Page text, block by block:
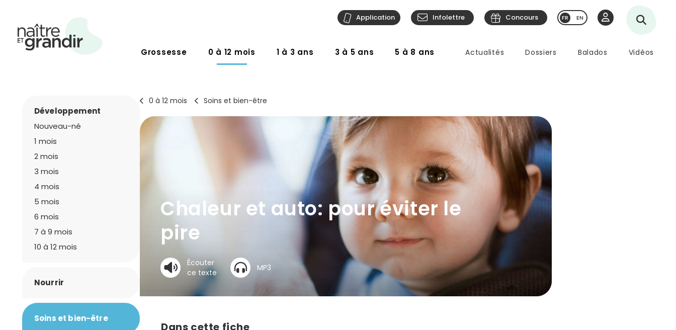
Grossesse 0 à 12 mois 1 à 3 ans 3 à 5 ans 5 à 8 ans Actualités Dossiers Balados Vidéos
Application Infolettre Concours EN
0 à 12 mois Soins et bien-être
Chaleur et auto: pour éviter le
pire
Écouter
ce texte
MP3
Dans cette fiche
Développement
Nouveau-né
1 mois
2 mois
3 mois
4 mois
5 mois
6 mois
7 à 9 mois
10 à 12 mois
Nourrir
Soins et bien-être